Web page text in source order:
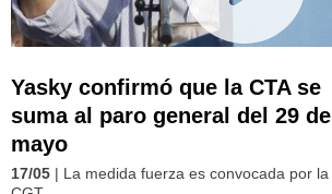
Yasky confirmó que la CTA se
suma al paro general del 29 de
mayo
17/05 | La medida fuerza es convocada por la